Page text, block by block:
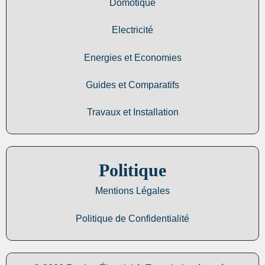
Domotique
Electricité
Energies et Economies
Guides et Comparatifs
Travaux et Installation
Politique
Mentions Légales
Politique de Confidentialité